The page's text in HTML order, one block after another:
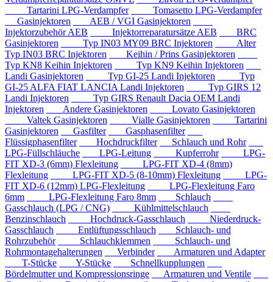
Tartarini LPG-Verdampfer
Tomasetto LPG-Verdampfer
Gasinjektoren
AEB / VGI Gasinjektoren
Injektorzubehör AEB
Injektorreparatursätze AEB
BRC
Gasinjektoren
Typ IN03 MY09 BRC Injektoren
Alter
Typ IN03 BRC Injektoren
Keihin / Prins Gasinjektoren
Typ KN8 Keihin Injektoren
Typ KN9 Keihin Injektoren
Landi Gasinjektoren
Typ GI-25 Landi Injektoren
Typ
GI-25 ALFA FIAT LANCIA Landi Injektoren
Typ GIRS 12
Landi Injektoren
Typ GIRS Renault Dacia OEM Landi
Injektoren
Andere Gasinjektoren
Lovato Gasinjektoren
Valtek Gasinjektoren
Vialle Gasinjektoren
Tartarini
Gasinjektoren
Gasfilter
Gasphasenfilter
Flüssigphasenfilter
Hochdruckfilter
Schlauch und Rohr
LPG-Füllschläuche
LPG-Leitung Kupferrohr
LPG-
FIT XD-3 (6mm) Flexleitung
LPG-FIT XD-4 (8mm)
Flexleitung
LPG-FIT XD-5 (8-10mm) Flexleitung
LPG-
FIT XD-6 (12mm) LPG-Flexleitung
LPG-Flexleitung Faro
6mm
LPG-Flexleitung Faro 8mm
Schlauch
Gasschlauch (LPG / CNG)
Kühlmittelschlauch
Benzinschlauch
Hochdruck-Gasschlauch
Niederdruck-
Gasschlauch
Entlüftungsschlauch
Schlauch- und
Rohrzubehör
Schlauchklemmen
Schlauch- und
Rohrmontagehalterungen
Verbinder
Armaturen und Adapter
T-Stücke
Y-Stücke
Schnellkupplungen
Bördelmutter und Kompressionsringe
Armaturen und Ventile